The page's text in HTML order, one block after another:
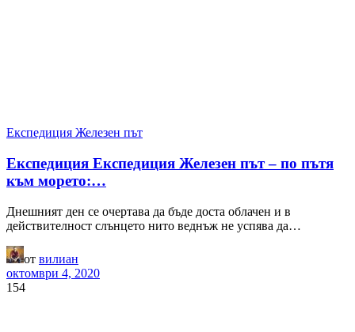
Експедиция Железен път
Експедиция Експедиция Железен път – по пътя
към морето:…
Днешният ден се очертава да бъде доста облачен и в
действителност слънцето нито веднъж не успява да…
от вилиан
октомври 4, 2020
154